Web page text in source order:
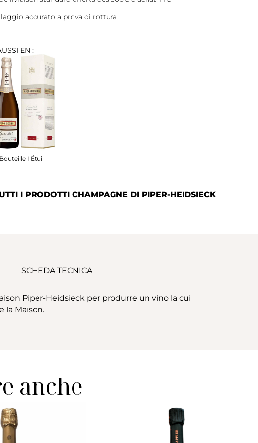
accurato a prova di rottura
EN :
Bouteille I Étui
I PRODOTTI CHAMPAGNE DI PIPER-HEIDSIECK
SCHEDA TECNICA
Piper-Heidsieck per produrre un vino la cui
la Maison.
anche